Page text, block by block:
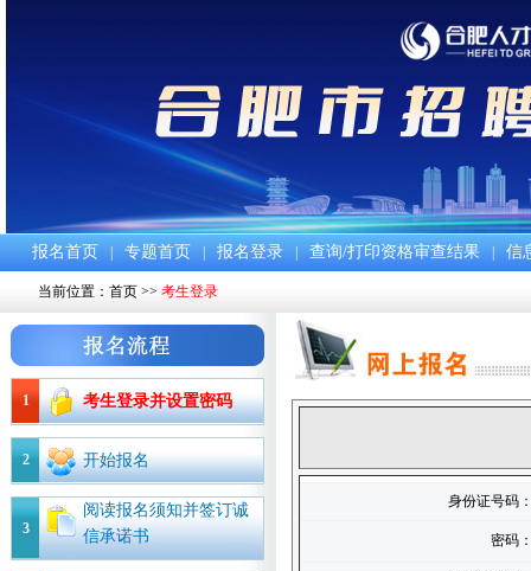
报名首页 专题首页 报名登录 查询/打印资格审查结果 信
当前位置： 首页 >> 考生登录
1 考生登录并设置密码
2 开始报名
3
阅读报名须知并签订诚
信承诺书
身份证号码
密码